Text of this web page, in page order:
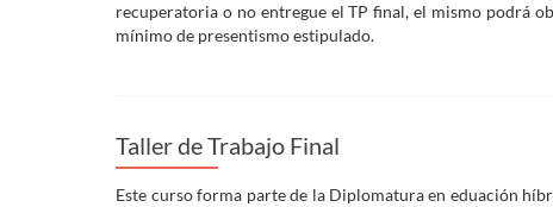
recuperatoria o no entregue el TP final, el mismo podrá
mínimo de presentismo estipulado.
Taller de Trabajo Final
Este curso forma parte de la Diplomatura en eduación